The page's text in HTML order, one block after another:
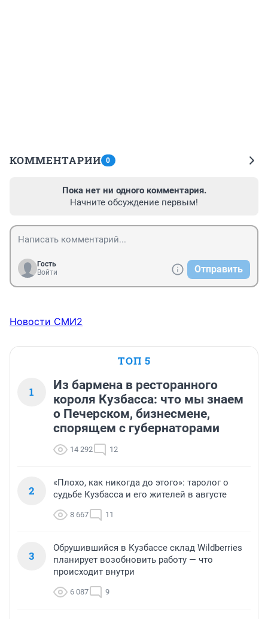
КОММЕНТАРИИ 0
Пока нет ни одного комментария.
Начните обсуждение первым!
Гость
Войти
Отправить
Новости СМИ2
ТОП 5
1
Из бармена в ресторанного
короля Кузбасса: что мы знаем
о Печерском, бизнесмене,
спорящем с губернаторами
14 292 12
2
«Плохо, как никогда до этого»: таролог о
судьбе Кузбасса и его жителей в августе
8 667 11
3
Обрушившийся в Кузбассе склад Wildberries
планирует возобновить работу — что
происходит внутри
6 087 9